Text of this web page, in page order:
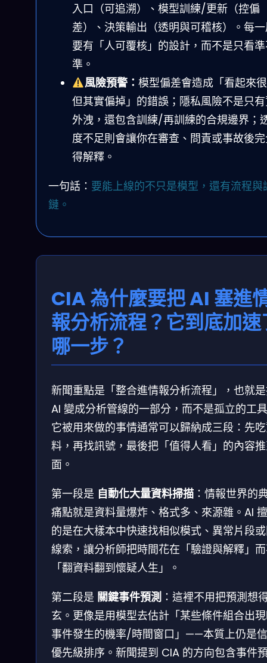
入口（可追溯）、模型訓練/更新（控偏
差）、決策輸出（透明與可稽核）。每
要有「人可覆核」的設計，而不是只看
準。
風險預警： 模型偏差會造成「看起來
但其實偏掉」的錯誤；隱私風險不是只
外洩，還包含訓練/再訓練的合規邊界；
度不足則會讓你在審查、問責或事故後
得解釋。
一句話： 要能上線的不只是模型，還有流程與
鏈。
CIA 為什麼要把 AI 塞進
報分析流程？它到底加速
哪一步？
新聞重點是「整合進情報分析流程」，也就
AI 變成分析管線的一部分，而不是孤立的工
它被用來做的事情通常可以歸納成三段：先
料，再找訊號，最後把「值得人看」的內容
面。
第一段是 自動化大量資料掃描 ：情報世界的
痛點就是資料量爆炸、格式多、來源雜。AI
的是在大樣本中快速找相似模式、異常片段
線索，讓分析師把時間花在「驗證與解釋」
「翻資料翻到懷疑人生」。
第二段是 關鍵事件預測 ：這裡不用把預測想
玄。更像是用模型去估計「某些條件組合出
事件發生的機率/時間窗口」——本質上仍是
優先級排序。新聞提到 CIA 的方向包含事件